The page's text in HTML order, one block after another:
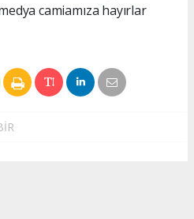
camiamıza hayırlar